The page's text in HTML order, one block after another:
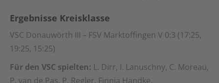
Ergebnisse Kreisklasse
VSC Donauwörth III – FSV Marktoffingen V 0:3 (17:25,
19:25, 15:25)
Für den VSC spielten: L. Dirr, I. Lanuschny, C. Moreau,
P. van de Pas, P. Regler, Finnja Handke.